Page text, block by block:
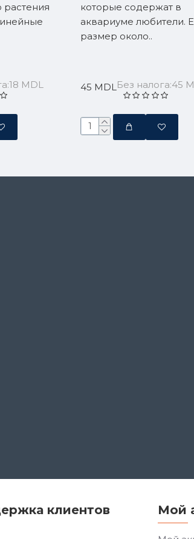
растения
MDL
которые содержат в
аквариуме любители.
размер около..
45 MDLБез налога:45
клиентов Мой